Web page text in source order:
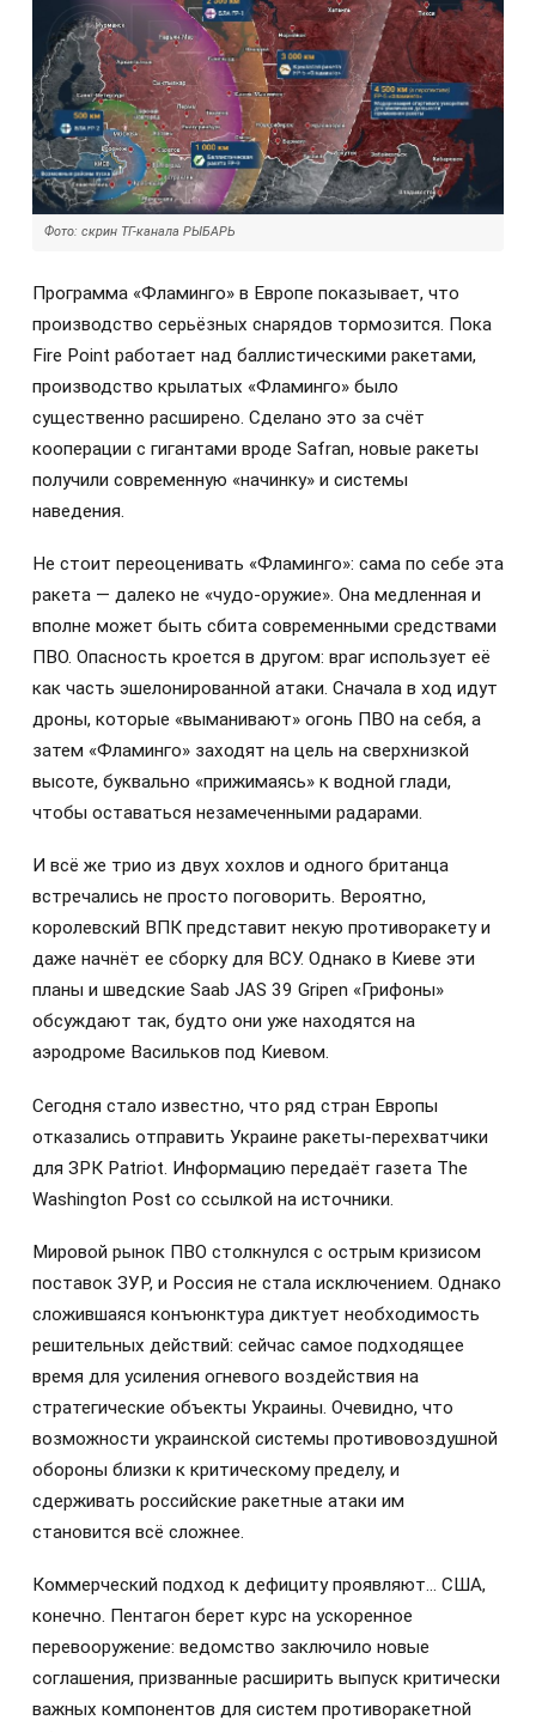
Фото: скрин ТГ-канала РЫБАРЬ
Программа «Фламинго» в Европе показывает, что
производство серьёзных снарядов тормозится. Пока
Fire Point работает над баллистическими ракетами,
производство крылатых «Фламинго» было
существенно расширено. Сделано это за счёт
кооперации с гигантами вроде Safran, новые ракеты
получили современную «начинку» и системы
наведения.
Не стоит переоценивать «Фламинго»: сама по себе эта
ракета — далеко не «чудо-оружие». Она медленная и
вполне может быть сбита современными средствами
ПВО. Опасность кроется в другом: враг использует её
как часть эшелонированной атаки. Сначала в ход идут
дроны, которые «выманивают» огонь ПВО на себя, а
затем «Фламинго» заходят на цель на сверхнизкой
высоте, буквально «прижимаясь» к водной глади,
чтобы оставаться незамеченными радарами.
И всё же трио из двух хохлов и одного британца
встречались не просто поговорить. Вероятно,
королевский ВПК представит некую противоракету и
даже начнёт ее сборку для ВСУ. Однако в Киеве эти
планы и шведские Saab JAS 39 Gripen «Грифоны»
обсуждают так, будто они уже находятся на
аэродроме Васильков под Киевом.
Сегодня стало известно, что ряд стран Европы
отказались отправить Украине ракеты-перехватчики
для ЗРК Patriot. Информацию передаёт газета The
Washington Post со ссылкой на источники.
Мировой рынок ПВО столкнулся с острым кризисом
поставок ЗУР, и Россия не стала исключением. Однако
сложившаяся конъюнктура диктует необходимость
решительных действий: сейчас самое подходящее
время для усиления огневого воздействия на
стратегические объекты Украины. Очевидно, что
возможности украинской системы противовоздушной
обороны близки к критическому пределу, и
сдерживать российские ракетные атаки им
становится всё сложнее.
Коммерческий подход к дефициту проявляют… США,
конечно. Пентагон берет курс на ускоренное
перевооружение: ведомство заключило новые
соглашения, призванные расширить выпуск критически
важных компонентов для систем противоракетной